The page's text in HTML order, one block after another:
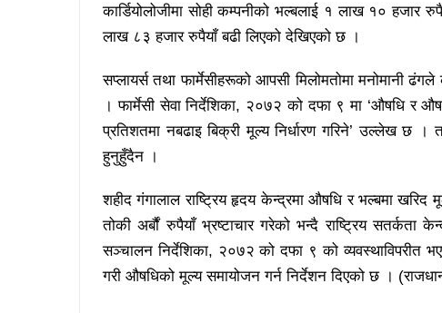
कार्डियोलोजीमा सोही कम्पनीको भल्बलाई १ लाख १०
लाख ८३ हजार रुपैयाँ बढी लिएको देखिएको छ ।
सप्लायर्स तथा फार्मेसीहरूको आपसी मिलोमतोमा मनोमानी
। फार्मेसी सेवा निर्देशिका, २०७२ को दफा ९ मा ‘औषधि र
प्रतिशतमा नबढाइ बिक्री मूल्य निर्धारण गरिने’ उल्लेख छ ।
हुनुहुँदैन ।
शहीद गंगालाल राष्ट्रिय हृदय केन्द्रमा औषधि र भल्बमा खरिद
तोकी अर्बौं रुपैयाँ भ्रष्टाचार गरेको भन्दै राष्ट्रिय सतर्कता
सञ्चालन निर्देशिका, २०७२ को दफा ९ को व्यवस्थाविपरीत
गरी औषधिको मूल्य समायोजन गर्न निर्देशन दिएको छ ।